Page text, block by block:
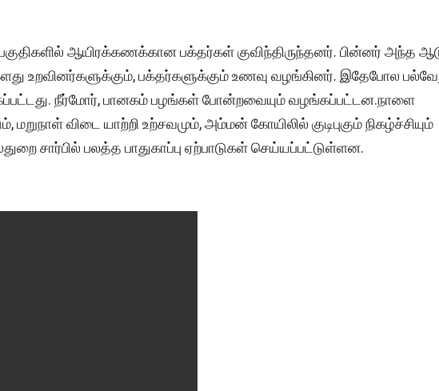
ஆயிரக்கணக்கான பக்தர்கள் குவிந்திருந்தனர். பின்னர் அந்த
உறவினர்களுக்கும், பக்தர்களுக்கும் உணவு வழங்கினர். இதேபோல
நீர்மோர், பானகம் பழங்கள் போன்றவையும் வழங்கப்பட்டன.நாளை
விடை யாற்றி உற்சவமும், அம்மன் கோயிலில் குடிபுகும் நிகழ்ச்சியும்
சார்பில் பலத்த பாதுகாப்பு ஏற்பாடுகள் செய்யப்பட்டுள்ளன.